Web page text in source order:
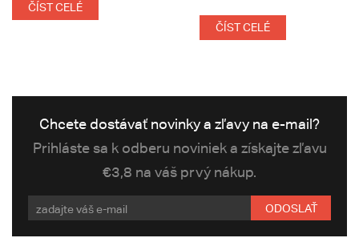
ČÍST CELÉ
ČÍST CELÉ
Chcete dostávať novinky a zľavy na e-mail?
Prihláste sa k odberu noviniek a získajte zľavu
€3,8 na váš prvý nákup.
ODOSLAŤ